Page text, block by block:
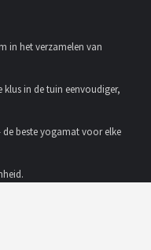
in het verzamelen van
klus in de tuin eenvoudiger,
beste yogamat voor elke